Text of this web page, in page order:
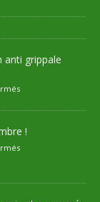
anti grippale
!